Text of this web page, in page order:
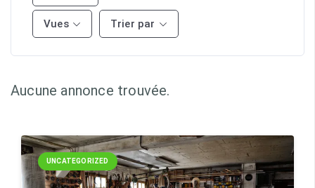
Vues Trier par
Aucune annonce trouvée.
UNCATEGORIZED